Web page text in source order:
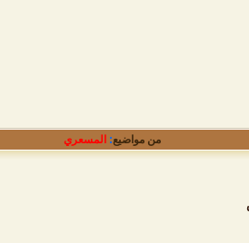
من مواضيع: المسعري